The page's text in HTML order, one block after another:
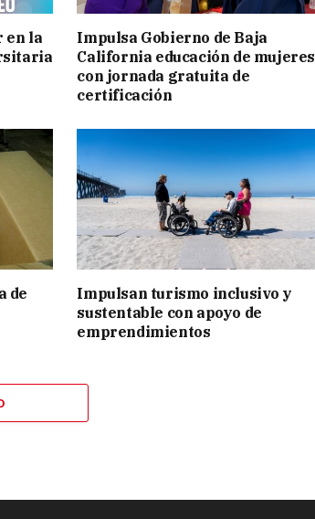
en la
Impulsa Gobierno de Baja
California educación de mujeres
con jornada gratuita de
certificación
de
Impulsan turismo inclusivo y
sustentable con apoyo de
emprendimientos